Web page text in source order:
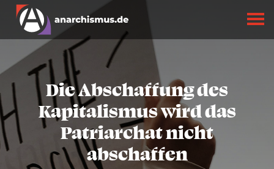
Die Abschaffung des
Kapitalismus wird das
Patriarchat nicht
abschaffen